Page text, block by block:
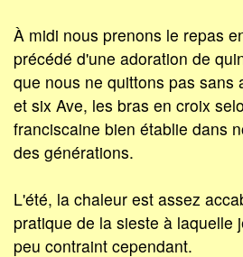
À midi nous prenons le repas
précédé d'une adoration de
que nous ne quittons pas sans
et six Ave, les bras en croix
franciscaine bien établie dans
des générations.
L'été, la chaleur est assez
pratique de la sieste à laquelle
peu contraint cependant.